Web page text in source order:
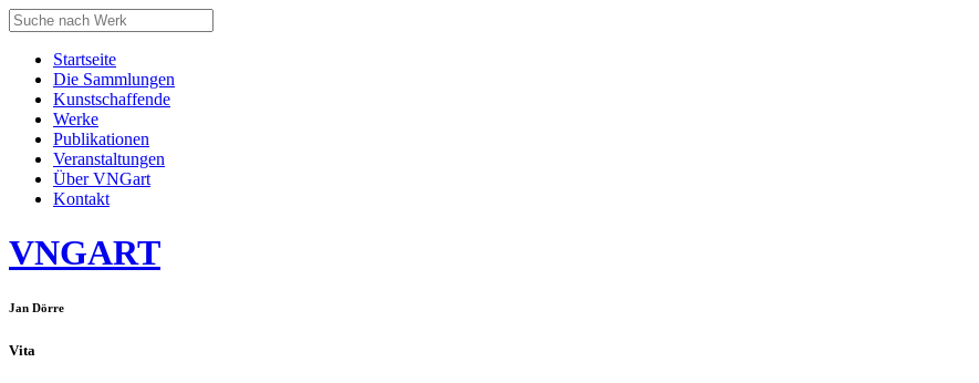
Startseite
Die Sammlungen
Kunstschaffende
Werke
Publikationen
Veranstaltungen
Über VNGart
Kontakt
VNGART
Jan Dörre
Vita